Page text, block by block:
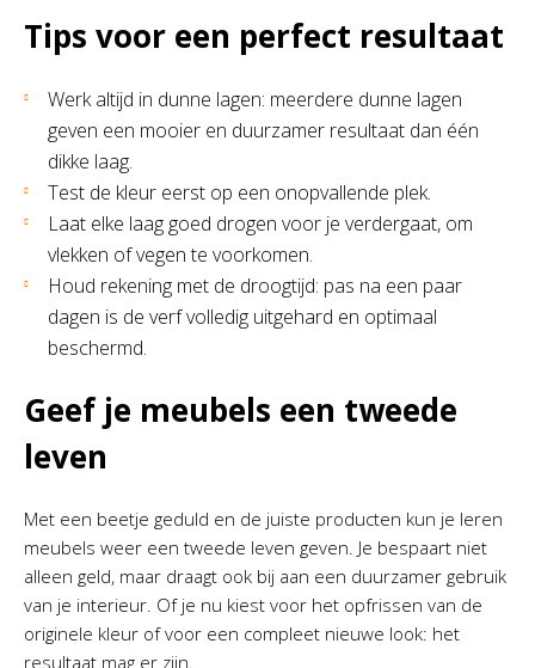
Tips voor een perfect resultaat
Werk altijd in dunne lagen: meerdere dunne lagen
geven een mooier en duurzamer resultaat dan één
dikke laag.
Test de kleur eerst op een onopvallende plek.
Laat elke laag goed drogen voor je verdergaat, om
vlekken of vegen te voorkomen.
Houd rekening met de droogtijd: pas na een paar
dagen is de verf volledig uitgehard en optimaal
beschermd.
Geef je meubels een tweede
leven
Met een beetje geduld en de juiste producten kun je leren
meubels weer een tweede leven geven. Je bespaart niet
alleen geld, maar draagt ook bij aan een duurzamer gebruik
van je interieur. Of je nu kiest voor het opfrissen van de
originele kleur of voor een compleet nieuwe look: het
resultaat mag er zijn.